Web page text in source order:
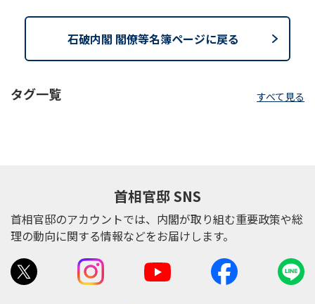
タグ一覧 すべて見る
石破内閣 閣僚等名簿ページに戻る
首相官邸 SNS
首相官邸のアカウントでは、内閣が取り組む重要政策や総
理の動向に関する情報などをお届けします。